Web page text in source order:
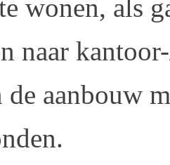
wonen, als
naar
de aanbouw